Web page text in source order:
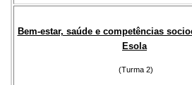
Bem-estar, saúde e competências
Esola
(Turma 2)